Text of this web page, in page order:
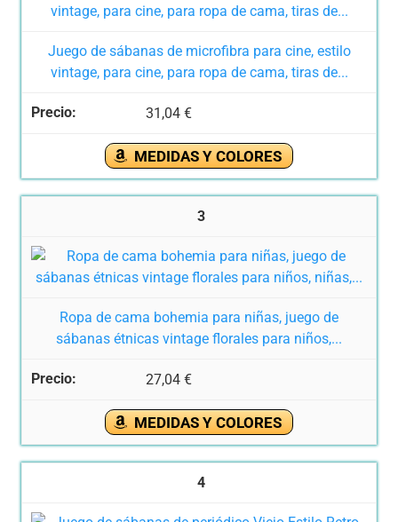
Juego de sábanas de microfibra para cine, estilo
vintage, para cine, para ropa de cama, tiras de...
31,04 €
MEDIDAS Y COLORES
3
Ropa de cama bohemia para niñas, juego de
sábanas étnicas vintage florales para niños,...
27,04 €
MEDIDAS Y COLORES
4